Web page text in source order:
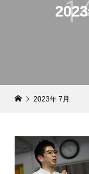
2023年 7月